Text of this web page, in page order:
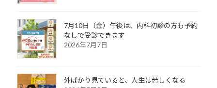
7月10日（金）午後は、内科初診の方も予約
なしで受診できます
2026年7月7日
外ばかり見ていると、人生は苦しくなる